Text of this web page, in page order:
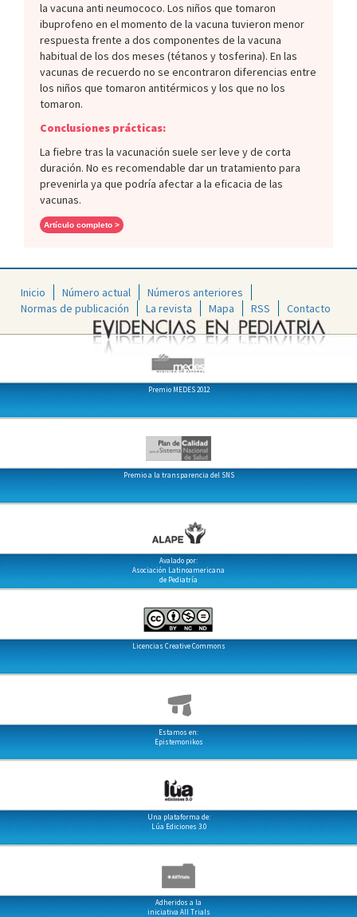
la vacuna anti neumococo. Los niños que tomaron
ibuprofeno en el momento de la vacuna tuvieron menor
respuesta frente a dos componentes de la vacuna
habitual de los dos meses (tétanos y tosferina). En las
vacunas de recuerdo no se encontraron diferencias entre
los niños que tomaron antitérmicos y los que no los
tomaron.
Conclusiones prácticas:
La fiebre tras la vacunación suele ser leve y de corta
duración. No es recomendable dar un tratamiento para
prevenirla ya que podría afectar a la eficacia de las
vacunas.
Artículo completo >
Inicio Número actual
Números anteriores
Normas de publicación
La revista Mapa RSS Contacto
Premio MEDES 2012
Premio a la transparencia del SNS
Avalado por:
Asociación Latinoamericana
de Pediatría
Licencias Creative Commons
Estamos en:
Epistemonikos
Una plataforma de:
Lúa Ediciones 3.0
Adheridos a la
iniciativa All Trials